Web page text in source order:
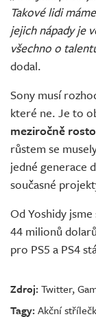
Takové lidi
jejich nápady je
všechno o
dodal.
Sony musí
které ne. Je to
meziročně
růstem se
jedné generace
současné
Od Yoshidy
44 milionů
pro PS5 a PS4
Zdroj:Twitter,
Tagy:Akční